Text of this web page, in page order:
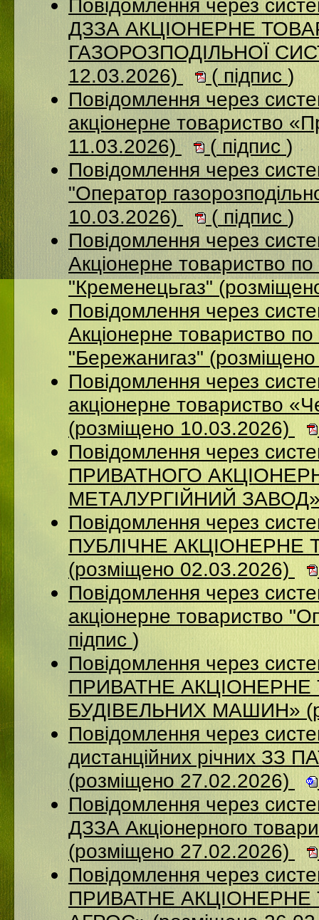
Повідомлення через
ДЗЗА АКЦІОНЕРНЕ
ГАЗОРОЗПОДІЛЬНОЇ
12.03.2026)
( підпис )
Повідомлення через
акціонерне товариство
11.03.2026)
( підпис )
Повідомлення через
"Оператор
10.03.2026)
( підпис)
Повідомлення через
Акціонерне товариство по
"Кременецьгаз"
Повідомлення через
Акціонерне товариство по
"Бережанигаз"
Повідомлення через
акціонерне товариство
(розміщено 10.03.2026)
Повідомлення через
ПРИВАТНОГО
МЕТАЛУРГІЙНИЙ ЗАВОД»
Повідомлення через
ПУБЛІЧНЕ
(розміщено 02.03.2026)
Повідомлення через
акціонерне товариство
підпис )
Повідомлення через
ПРИВАТНЕ
БУДІВЕЛЬНИХ МАШИН»
Повідомлення через
дистанційних річних ЗЗ
(розміщено 27.02.2026)
Повідомлення через
ДЗЗА Акціонерного
(розміщено 27.02.2026)
Повідомлення через
ПРИВАТНЕ